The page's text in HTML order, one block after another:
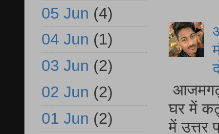
घर में
में
05 Jun (4)
04 Jun (1)
03 Jun (2)
02 Jun (2)
01 Jun (2)